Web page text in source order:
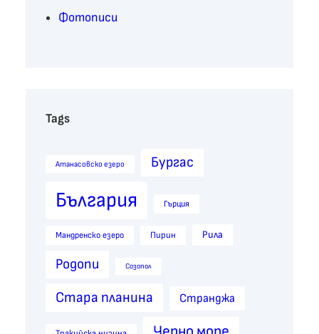
Фотописи
Tags
Атанасовско езеро Бургас
България Гърция
Мандренско езеро Пирин Рила
Родопи Созопол
Стара планина Странджа